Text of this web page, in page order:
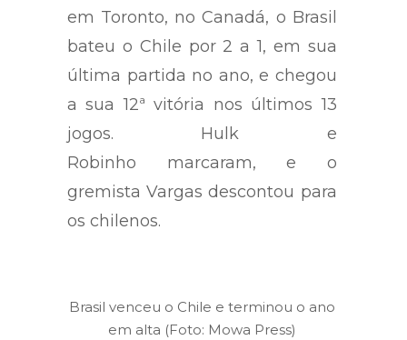
em Toronto, no Canadá, o Brasil
bateu o Chile por 2 a 1, em sua
última partida no ano, e chegou
a sua 12ª vitória nos últimos 13
jogos. Hulk e
Robinho marcaram, e o
gremista Vargas descontou para
os chilenos.
Brasil venceu o Chile e terminou o ano
em alta (Foto: Mowa Press)